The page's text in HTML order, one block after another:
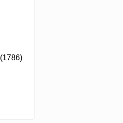
(1786)